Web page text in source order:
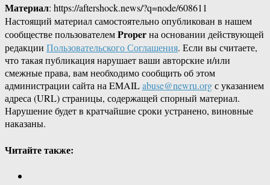
Материал: https://aftershock.news/?q=node/608611
Настоящий материал самостоятельно опубликован в нашем
сообществе пользователемProperна основании действующей
редакции Пользовательского Соглашения. Если вы считаете,
что такая публикация нарушает ваши авторские и/или
смежные права, вам необходимо сообщить об этом
администрации сайта на EMAILabuse@newru.orgс указанием
адреса (URL) страницы, содержащей спорный материал.
Нарушение будет в кратчайшие сроки устранено, виновные
наказаны.
Читайте также: